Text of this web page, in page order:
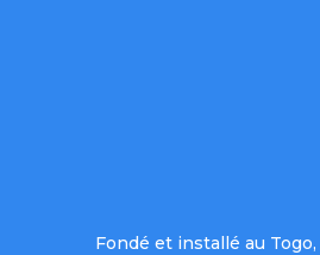
Fondé et installé au